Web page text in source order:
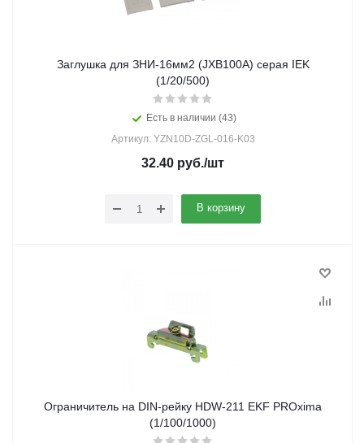
Заглушка для ЗНИ-16мм2 (JXB100A) серая IEK
(1/20/500)
Есть в наличии (43)
Артикул: YZN10D-ZGL-016-K03
32.40 руб./шт
В корзину
Ограничитель на DIN-рейку HDW-211 EKF PROxima
(1/100/1000)